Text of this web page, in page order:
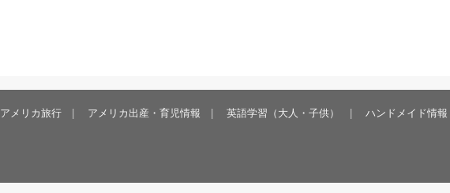
アメリカ旅行 アメリカ出産・育児情報 英語学習（大人・子供） ハンドメイド情報